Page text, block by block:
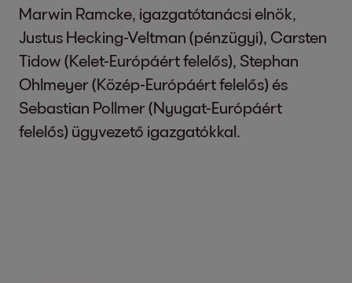
Marwin Ramcke, igazgatótanácsi elnök,
Justus Hecking-Veltman (pénzügyi), Carsten
Tidow (Kelet-Európáért felelős), Stephan
Ohlmeyer (Közép-Európáért felelős) és
Sebastian Pollmer (Nyugat-Európáért
felelős) ügyvezető igazgatókkal.